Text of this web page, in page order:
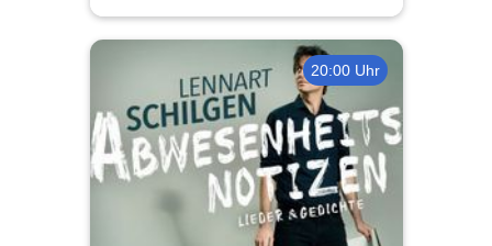
20:00 Uhr